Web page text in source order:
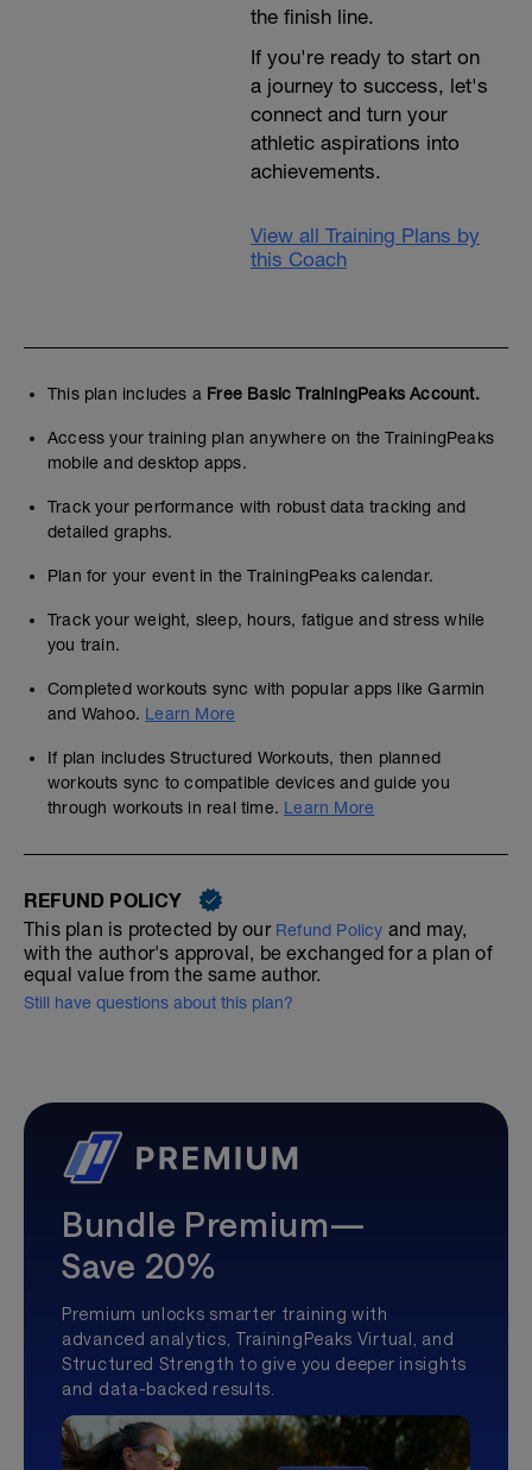
the finish line.
If you're ready to start on
a journey to success, let's
connect and turn your
athletic aspirations into
achievements.
View all Training Plans by
this Coach
This plan includes a Free Basic TrainingPeaks Account.
Access your training plan anywhere on the TrainingPeaks
mobile and desktop apps.
Track your performance with robust data tracking and
detailed graphs.
Plan for your event in the TrainingPeaks calendar.
Track your weight, sleep, hours, fatigue and stress while
you train.
Completed workouts sync with popular apps like Garmin
and Wahoo. Learn More
If plan includes Structured Workouts, then planned
workouts sync to compatible devices and guide you
through workouts in real time. Learn More
REFUND POLICY
This plan is protected by our Refund Policy and may,
with the author's approval, be exchanged for a plan of
equal value from the same author.
Still have questions about this plan?
Bundle Premium—
Save 20%
Premium unlocks smarter training with
advanced analytics, TrainingPeaks Virtual, and
Structured Strength to give you deeper insights
and data-backed results.